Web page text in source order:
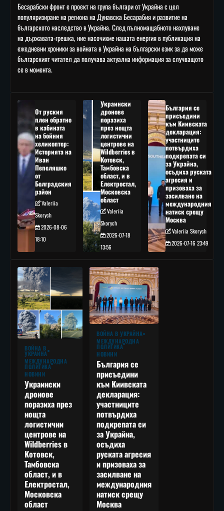
Бесарабски фронт е проект на група българи от Украйна с цел
популяризиране на региона на Дунавска Бесарабия и развитие на
българското наследство в Украйна. След пълномащабното нахлуване
на държавата-грешка, ние насочихме нашата енергия в публикация на
ежедневни хроники за войната в Украйна на български език за да може
българският читател да получава актуална информация за случващото
се в момента.
От руския
плен обратно
в кабината
на бойния
хеликоптер:
Историята на
Иван
Пепеляшко
от
Болградския
район
Valeriia
Skorych
2026-08-06
18:10
Украински
дронове
поразиха
през нощта
логистични
центрове на
Wildberries в
Котовск,
Тамбовска
област, и в
Електростал,
Московска
област
Valeriia
Skorych
2026-07-18
13:56
България се
присъедини
към Киивската
декларация:
участниците
потвърдиха
подкрепата си
за Украйна,
осъдиха руската
агресия и
призоваха за
засилване на
международния
натиск срещу
Москва
Valeriia Skorych
2026-07-16 23:49
ВОЙНА В
УКРАЙНА
МЕЖДУНАРОДНА
ПОЛИТИКА
НОВИНИ
Украински
дронове
поразиха през
нощта
логистични
центрове на
Wildberries в
Котовск,
Тамбовска
област, и в
Електростал,
Московска
област
ВОЙНА В УКРАЙНА
МЕЖДУНАРОДНА
ПОЛИТИКА
НОВИНИ
България се
присъедини
към Киивската
декларация:
участниците
потвърдиха
подкрепата си
за Украйна,
осъдиха
руската агресия
и призоваха за
засилване на
международния
натиск срещу
Москва